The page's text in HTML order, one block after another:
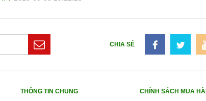
CHIA SẺ
THÔNG TIN CHUNG CHÍNH SÁCH MUA